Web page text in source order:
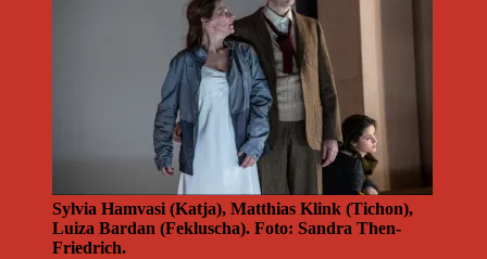
Sylvia Hamvasi (Katja), Matthias Klink (Tichon),
Luiza Bardan (Fekluscha). Foto: Sandra Then-
Friedrich.